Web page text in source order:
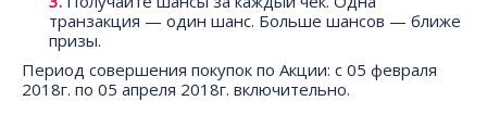
транзакция — один шанс. Больше шансов — ближе
призы.
Период совершения покупок по Акции: с 05 февраля
2018г. по 05 апреля 2018г. включительно.